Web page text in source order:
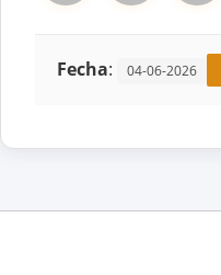
Fecha: 04-06-2026